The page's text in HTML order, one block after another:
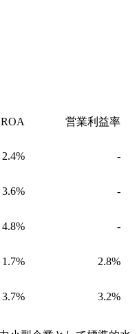
ROA 営業利益率
2.4% -
3.6% -
4.8% -
1.7% 2.8%
3.7% 3.2%